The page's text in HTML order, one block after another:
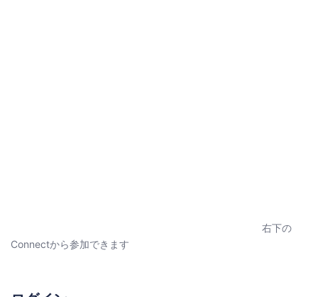
右下の
Connectから参加できます